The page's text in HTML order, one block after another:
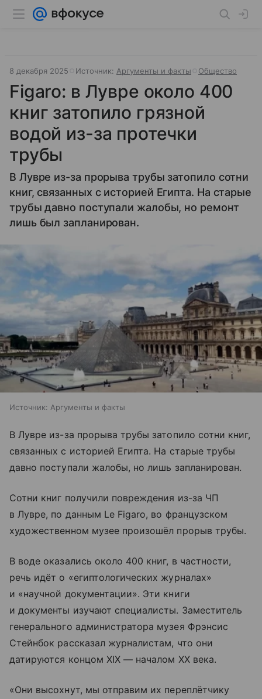
8 декабря 2025 Источник: Аргументы и факты Общество
Figaro: в Лувре около 400
книг затопило грязной
водой из-за протечки
трубы
В Лувре из-за прорыва трубы затопило сотни
книг, связанных с историей Египта. На старые
трубы давно поступали жалобы, но ремонт
лишь был запланирован.
Источник: Аргументы и факты
В Лувре из-за прорыва трубы затопило сотни книг,
связанных с историей Египта. На старые трубы
давно поступали жалобы, но лишь запланирован.
Сотни книг получили повреждения из-за ЧП
в Лувре, по данным Le Figaro, во французском
художественном музее произошёл прорыв трубы.
В воде оказались около 400 книг, в частности,
речь идёт о «египтологических журналах»
и «научной документации». Эти книги
и документы изучают специалисты. Заместитель
генерального администратора музея Фрэнсис
Стейнбок рассказал журналистам, что они
датируются концом XIX — началом XX века.
«Они высохнут, мы отправим их переплётчику